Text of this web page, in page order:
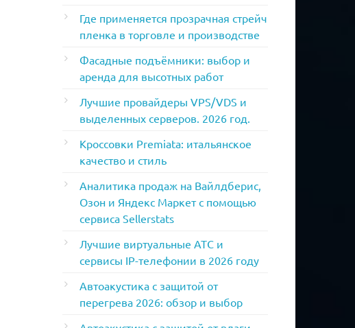
Где применяется прозрачная стрейч
пленка в торговле и производстве
Фасадные подъёмники: выбор и
аренда для высотных работ
Лучшие провайдеры VPS/VDS и
выделенных серверов. 2026 год.
Кроссовки Premiata: итальянское
качество и стиль
Аналитика продаж на Вайлдберис,
Озон и Яндекс Маркет с помощью
сервиса Sellerstats
Лучшие виртуальные АТС и
сервисы IP-телефонии в 2026 году
Автоакустика с защитой от
перегрева 2026: обзор и выбор